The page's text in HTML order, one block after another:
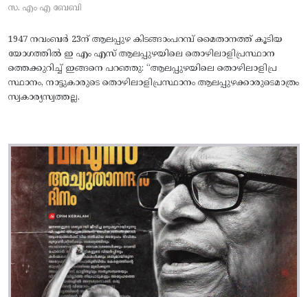
സ. എം എ ബേബി
1947 നവംബർ 23ന് ആലപ്പുഴ കിടങ്ങാംപറമ്പ്‌ മൈതാനത്ത്‌ കൂടിയ
യോഗത്തിൽ ഇ എം എസ് ആലപ്പുഴയിലെ തൊഴിലാളിപ്രസ്ഥാന
ത്തെക്കുറിച്ച് ഇങ്ങനെ പറഞ്ഞു: “ആലപ്പുഴയിലെ തൊഴിലാളിപ്ര
സ്ഥാനം, നാട്ടുകാരുടെ തൊഴിലാളിപ്രസ്ഥാനം ആലപ്പുഴക്കാരുടെമാത്രം
സ്വകാര്യസ്വത്തല്ല.